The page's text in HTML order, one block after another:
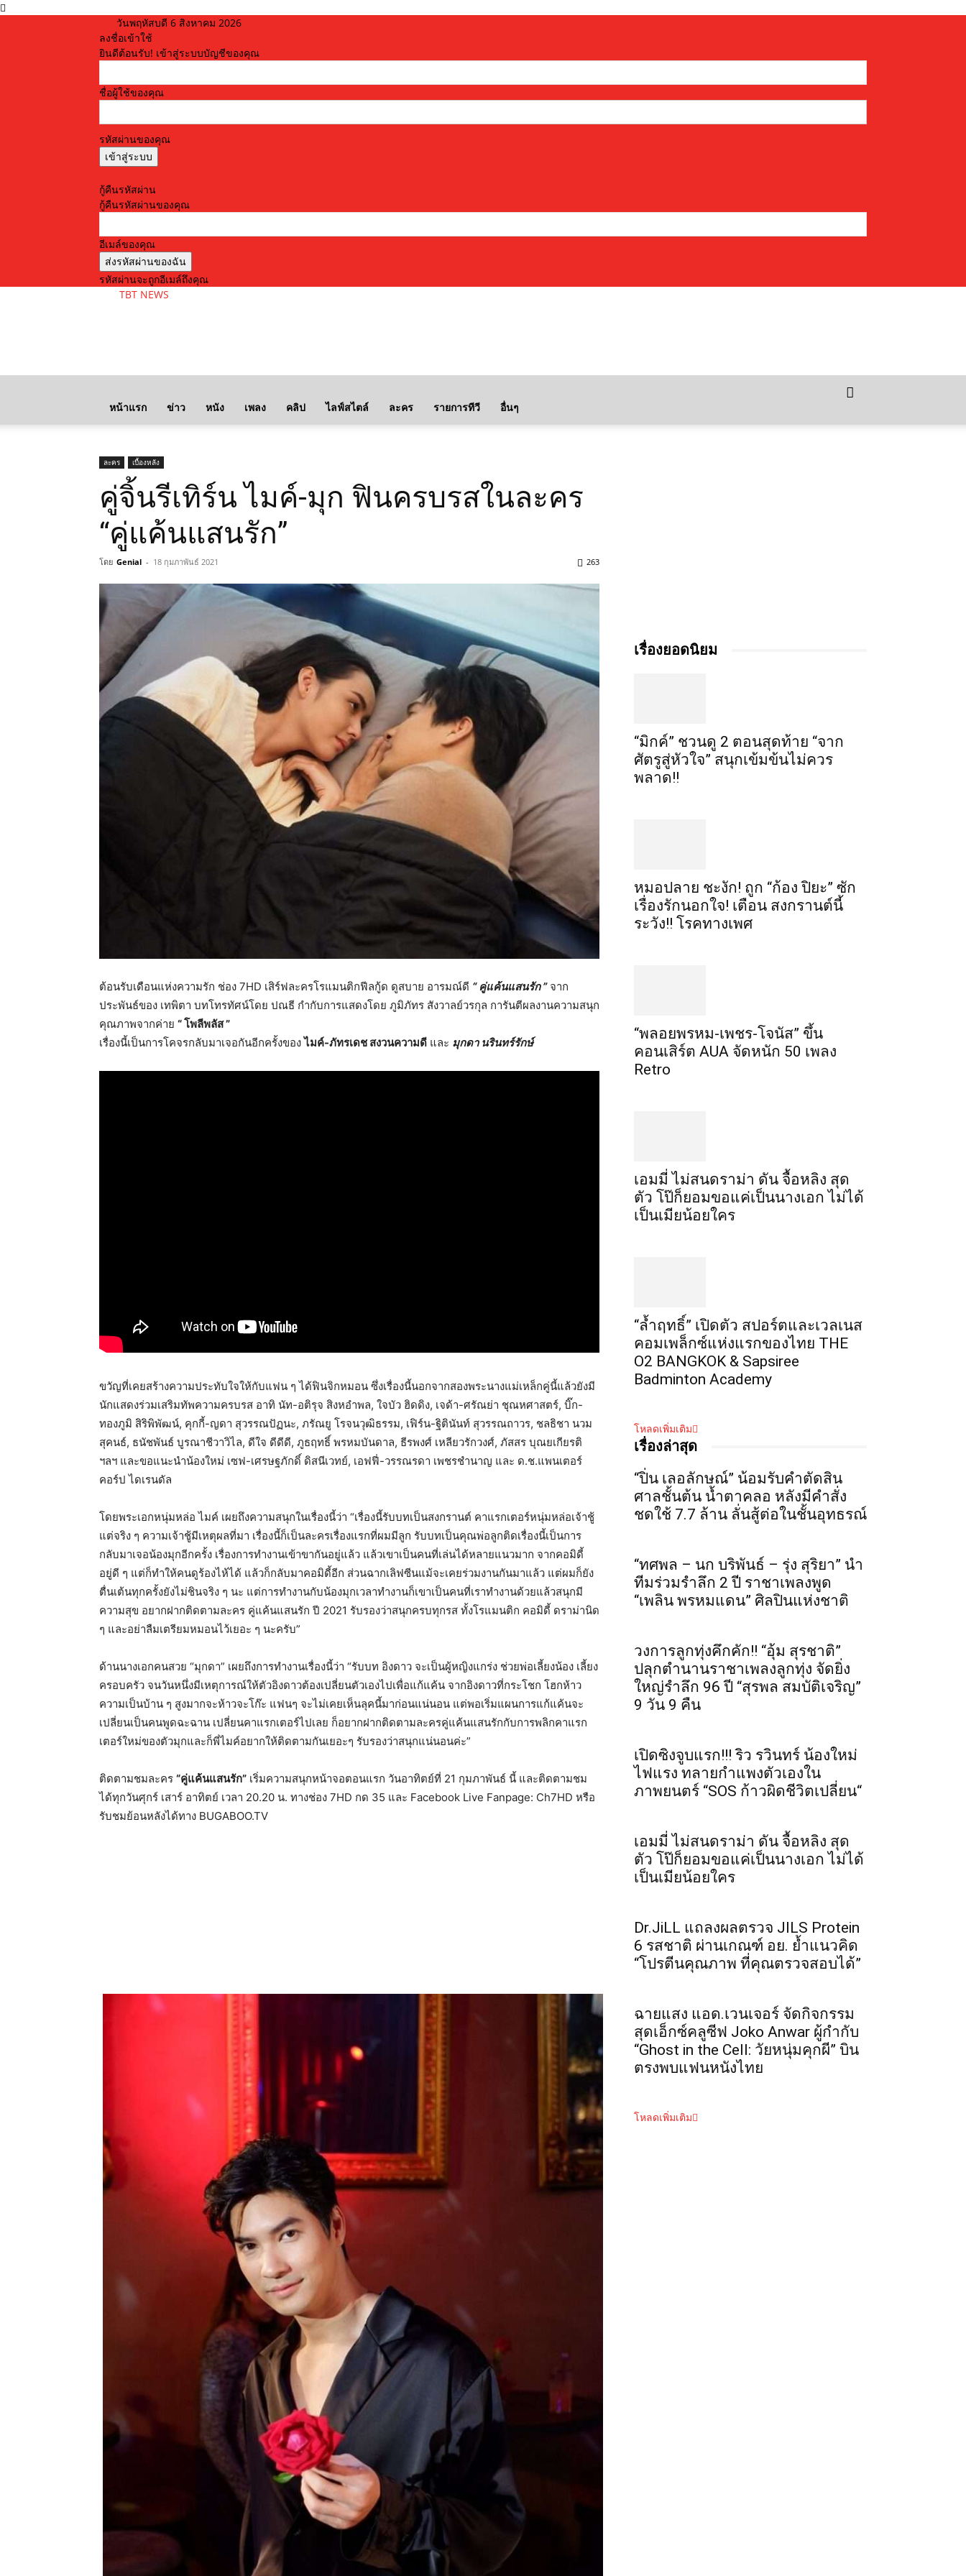
วันพฤหัสบดี 6 สิงหาคม 2026
ลงชื่อเข้าใช้
ยินดีต้อนรับ! เข้าสู่ระบบบัญชีของคุณ
ชื่อผู้ใช้ของคุณ
รหัสผ่านของคุณ
กู้คืนรหัสผ่าน
กู้คืนรหัสผ่านของคุณ
อีเมล์ของคุณ
รหัสผ่านจะถูกอีเมล์ถึงคุณ
TBT NEWS
หน้าแรก ข่าว หนัง เพลง คลิป ไลฟ์สไตล์ ละคร รายการทีวี อื่นๆ
ละคร เบื้องหลัง
คู่จิ้นรีเทิร์น ไมค์-มุก ฟินครบรสในละคร
“คู่แค้นแสนรัก”
โดย Genial - 18 กุมภาพันธ์ 2021 263
ต้อนรับเดือนแห่งความรัก ช่อง 7HD เสิร์ฟละครโรแมนติกฟีลกู้ด ดูสบาย อารมณ์ดี “ คู่แค้นแสนรัก ”จาก
ประพันธ์ของ เทพิตา บทโทรทัศน์โดย ปณธี กำกับการแสดงโดย ภูมิภัทร สังวาลย์วรกุล การันตีผลงานความสนุก
คุณภาพจากค่าย “ โพลีพลัส ”
เรื่องนี้เป็นการโคจรกลับมาเจอกันอีกครั้งของไมค์-ภัทรเดช สงวนความดี และ มุกดา นรินทร์รักษ์
ขวัญที่เคยสร้างความประทับใจให้กับแฟน ๆ ได้ฟินจิกหมอน ซึ่งเรื่องนี้นอกจากสองพระนางแม่เหล็กคู่นี้แล้วยังมี
นักแสดงร่วมเสริมทัพความครบรส อาทิ นัท-อติรุจ สิงหอำพล, ใจบัว ฮิดดิง, เจด้า-ศรัณย่า ชุณหศาสตร์, บิ๊ก-
ทองภูมิ สิริพิพัฒน์, คุกกี้-ญดา สุวรรณปัฏนะ, ภรัณยู โรจนวุฒิธรรม, เฟิร์น-ฐิตินันท์ สุวรรณถาวร, ชลธิชา นวม
สุคนธ์, ธนัชพันธ์ บูรณาชีวาวิไล, ดีใจ ดีดีดี, ภูธฤทธิ์ พรหมบันดาล, ธีรพงศ์ เหลียวรักวงศ์, ภัสสร บุณยเกียรติ
ฯลฯ และขอแนะนำน้องใหม่ เซฟ-เศรษฐภักดิ์ ดิสนีเวทย์, เอฟฟี่-วรรณรดา เพชรชำนาญ และ ด.ช.แพนเตอร์
คอร์ป ไดเรนดัล
โดยพระเอกหนุ่มหล่อ ไมค์ เผยถึงความสนุกในเรื่องนี้ว่า “เรื่องนี้รับบทเป็นสงกรานต์ คาแรกเตอร์หนุ่มหล่อเจ้าชู้
แต่จริง ๆ ความเจ้าชู้มีเหตุผลที่มา เรื่องนี้ก็เป็นละครเรื่องแรกที่ผมมีลูก รับบทเป็นคุณพ่อลูกติดเรื่องนี้เป็นการ
กลับมาเจอน้องมุกอีกครั้ง เรื่องการทำงานเข้าขากันอยู่แล้ว แล้วเขาเป็นคนที่เล่นได้หลายแนวมาก จากคอมิดี้
อยู่ดี ๆ แต่ก็ทำให้คนดูร้องไห้ได้ แล้วก็กลับมาคอมิดี้อีก ส่วนฉากเลิฟซีนแม้จะเคยร่วมงานกันมาแล้ว แต่ผมก็ยัง
ตื่นเต้นทุกครั้งยังไม่ชินจริง ๆ นะ แต่การทำงานกับน้องมุกเวลาทำงานก็เขาเป็นคนที่เราทำงานด้วยแล้วสนุกมี
ความสุข อยากฝากติดตามละคร คู่แค้นแสนรัก ปี 2021 รับรองว่าสนุกครบทุกรส ทั้งโรแมนติก คอมิดี้ ดราม่านิด
ๆ และอย่าลืมเตรียมหมอนไว้เยอะ ๆ นะครับ”
ด้านนางเอกคนสวย “มุกดา” เผยถึงการทำงานเรื่องนี้ว่า “รับบท อิงดาว จะเป็นผู้หญิงแกร่ง ช่วยพ่อเลี้ยงน้อง เลี้ยง
ครอบครัว จนวันหนึ่งมีเหตุการณ์ให้ตัวอิงดาวต้องเปลี่ยนตัวเองไปเพื่อแก้แค้น จากอิงดาวที่กระโชก โฮกห้าว
ความเป็นบ้าน ๆ สูงมากจะห้าวจะโก๊ะ แฟนๆ จะไม่เคยเห็นลุคนี้มาก่อนแน่นอน แต่พอเริ่มแผนการแก้แค้นจะ
เปลี่ยนเป็นคนพูดฉะฉาน เปลี่ยนคาแรกเตอร์ไปเลย ก็อยากฝากติดตามละครคู่แค้นแสนรักกับการพลิกคาแรก
เตอร์ใหม่ของตัวมุกและก็พี่ไมค์อยากให้ติดตามกันเยอะๆ รับรองว่าสนุกแน่นอนค่ะ”
ติดตามชมละคร “คู่แค้นแสนรัก” เริ่มความสนุกหน้าจอตอนแรก วันอาทิตย์ที่ 21 กุมภาพันธ์ นี้ และติดตามชม
ได้ทุกวันศุกร์ เสาร์ อาทิตย์ เวลา 20.20 น. ทางช่อง 7HD กด 35 และ Facebook Live Fanpage: Ch7HD หรือ
รับชมย้อนหลังได้ทาง BUGABOO.TV
เรื่องยอดนิยม
“มิกค์” ชวนดู 2 ตอนสุดท้าย “จาก
ศัตรูสู่หัวใจ” สนุกเข้มข้นไม่ควร
พลาด!!
หมอปลาย ชะงัก! ถูก “ก้อง ปิยะ” ซัก
เรื่องรักนอกใจ! เตือน สงกรานต์นี้
ระวัง!! โรคทางเพศ
“พลอยพรหม-เพชร-โจนัส” ขึ้น
คอนเสิร์ต AUA จัดหนัก 50 เพลง
Retro
เอมมี่ ไม่สนดราม่า ดัน จื้อหลิง สุด
ตัว โป๊ก็ยอมขอแค่เป็นนางเอก ไม่ได้
เป็นเมียน้อยใคร
“ล้ำฤทธิ์” เปิดตัว สปอร์ตและเวลเนส
คอมเพล็กซ์แห่งแรกของไทย THE
O2 BANGKOK & Sapsiree
Badminton Academy
โหลดเพิ่มเติม
เรื่องล่าสุด
“ปิ่น เลอลักษณ์” น้อมรับคำตัดสิน
ศาลชั้นต้น น้ำตาคลอ หลังมีคำสั่ง
ชดใช้ 7.7 ล้าน ลั่นสู้ต่อในชั้นอุทธรณ์
“ทศพล – นก บริพันธ์ – รุ่ง สุริยา” นำ
ทีมร่วมรำลึก 2 ปี ราชาเพลงพูด
“เพลิน พรหมแดน” ศิลปินแห่งชาติ
วงการลูกทุ่งคึกคัก!! “อุ้ม สุรชาติ”
ปลุกตำนานราชาเพลงลูกทุ่ง จัดยิ่ง
ใหญ่รำลึก 96 ปี “สุรพล สมบัติเจริญ”
9 วัน 9 คืน
เปิดซิงจูบแรก!!! ริว รวินทร์ น้องใหม่
ไฟแรง ทลายกำแพงตัวเองใน
ภาพยนตร์ “SOS ก้าวผิดชีวิตเปลี่ยน“
เอมมี่ ไม่สนดราม่า ดัน จื้อหลิง สุด
ตัว โป๊ก็ยอมขอแค่เป็นนางเอก ไม่ได้
เป็นเมียน้อยใคร
Dr.JiLL แถลงผลตรวจ JILS Protein
6 รสชาติ ผ่านเกณฑ์ อย. ย้ำแนวคิด
“โปรตีนคุณภาพ ที่คุณตรวจสอบได้”
ฉายแสง แอด.เวนเจอร์ จัดกิจกรรม
สุดเอ็กซ์คลูซีฟ Joko Anwar ผู้กำกับ
“Ghost in the Cell: วัยหนุ่มคุกผี” บิน
ตรงพบแฟนหนังไทย
โหลดเพิ่มเติม